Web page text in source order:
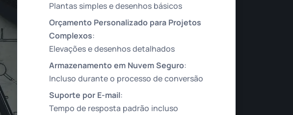
Plantas simples e desenhos básicos
Orçamento Personalizado para Projetos
Complexos:
Elevações e desenhos detalhados
Armazenamento em Nuvem Seguro:
Incluso durante o processo de conversão
Suporte por E-mail:
Tempo de resposta padrão incluso